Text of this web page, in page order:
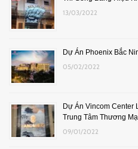
13/03/2022
Dự Án Phoenix Bắc
05/02/2022
Dự Án Vincom Center
Trung Tâm Thương
09/01/2022